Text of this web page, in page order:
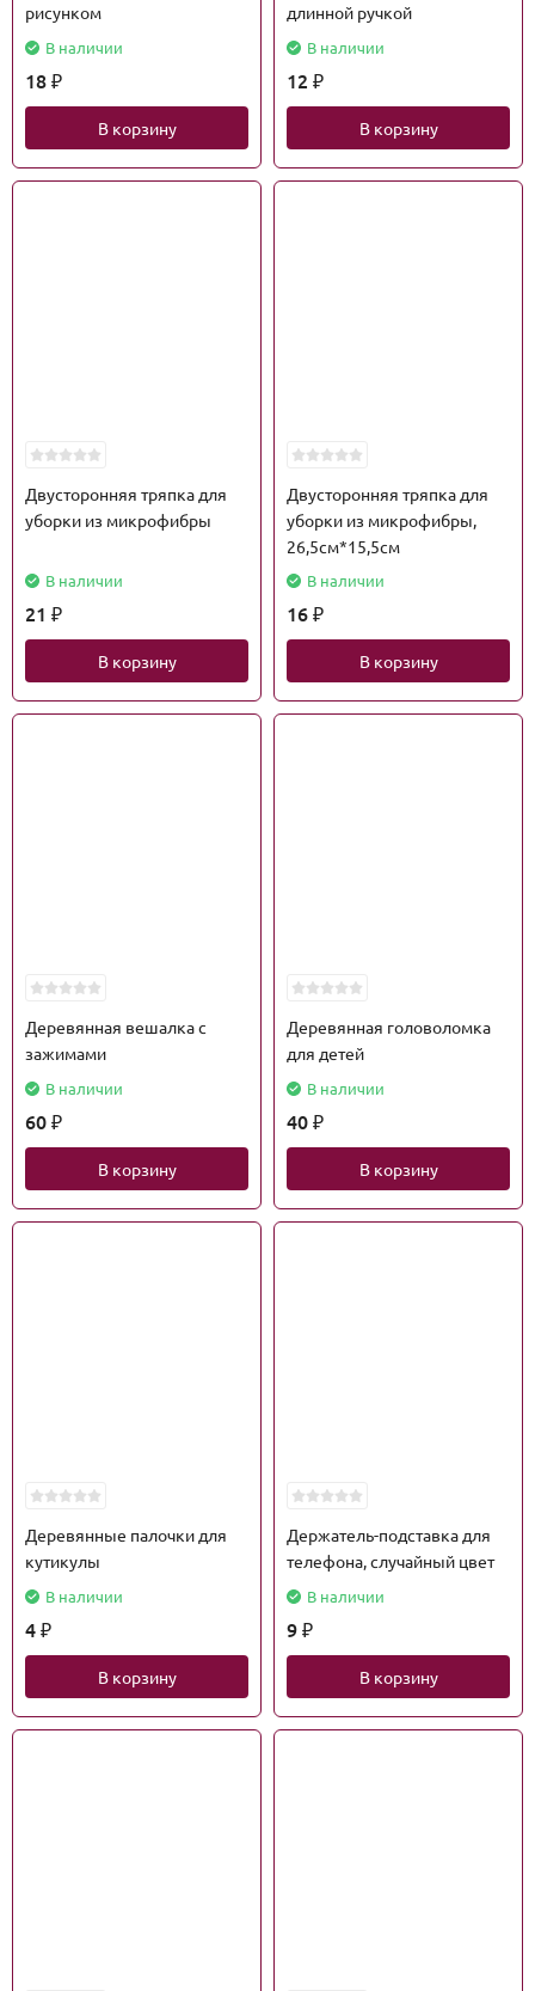
рисунком
В наличии
18 ₽
В корзину
длинной ручкой
В наличии
12 ₽
В корзину
Двусторонняя тряпка для
уборки из микрофибры
В наличии
21 ₽
В корзину
Двусторонняя тряпка для
уборки из микрофибры,
26,5см*15,5см
В наличии
16 ₽
В корзину
Деревянная вешалка с
зажимами
В наличии
60 ₽
В корзину
Деревянная головоломка
для детей
В наличии
40 ₽
В корзину
Деревянные палочки для
кутикулы
В наличии
4 ₽
В корзину
Держатель-подставка для
телефона, случайный цвет
В наличии
9 ₽
В корзину